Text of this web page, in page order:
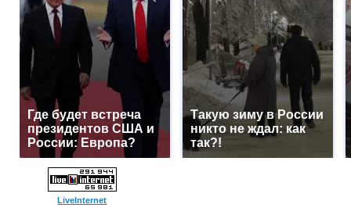
Где будет встреча
президентов США и
России: Европа?
Такую зиму в России
никто не ждал: как
так?!
LiveInternet